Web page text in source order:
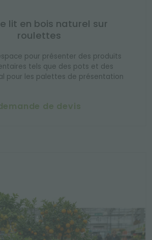
lit en bois naturel sur
roulettes
pour présenter des produits
tels que des pots et des
pour les palettes de présentation
de devis